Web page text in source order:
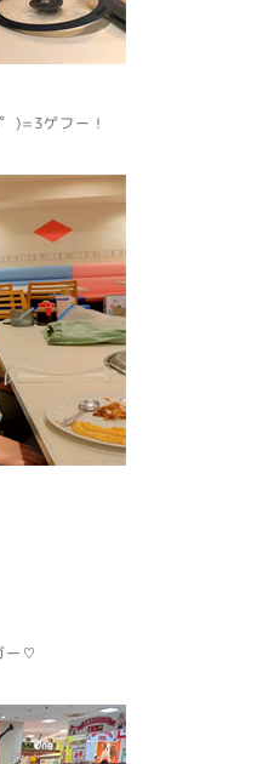
)=3ゲフー！
ー♡